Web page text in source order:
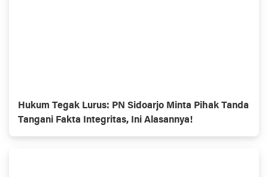
Hukum Tegak Lurus: PN Sidoarjo Minta Pihak Tanda
Tangani Fakta Integritas, Ini Alasannya!